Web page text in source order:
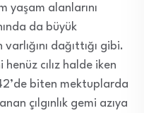
yaşam alanlarını
da büyük
dağıttığı gibi.
cılız halde iken
biten mektuplarda
çılgınlık gemi azıya